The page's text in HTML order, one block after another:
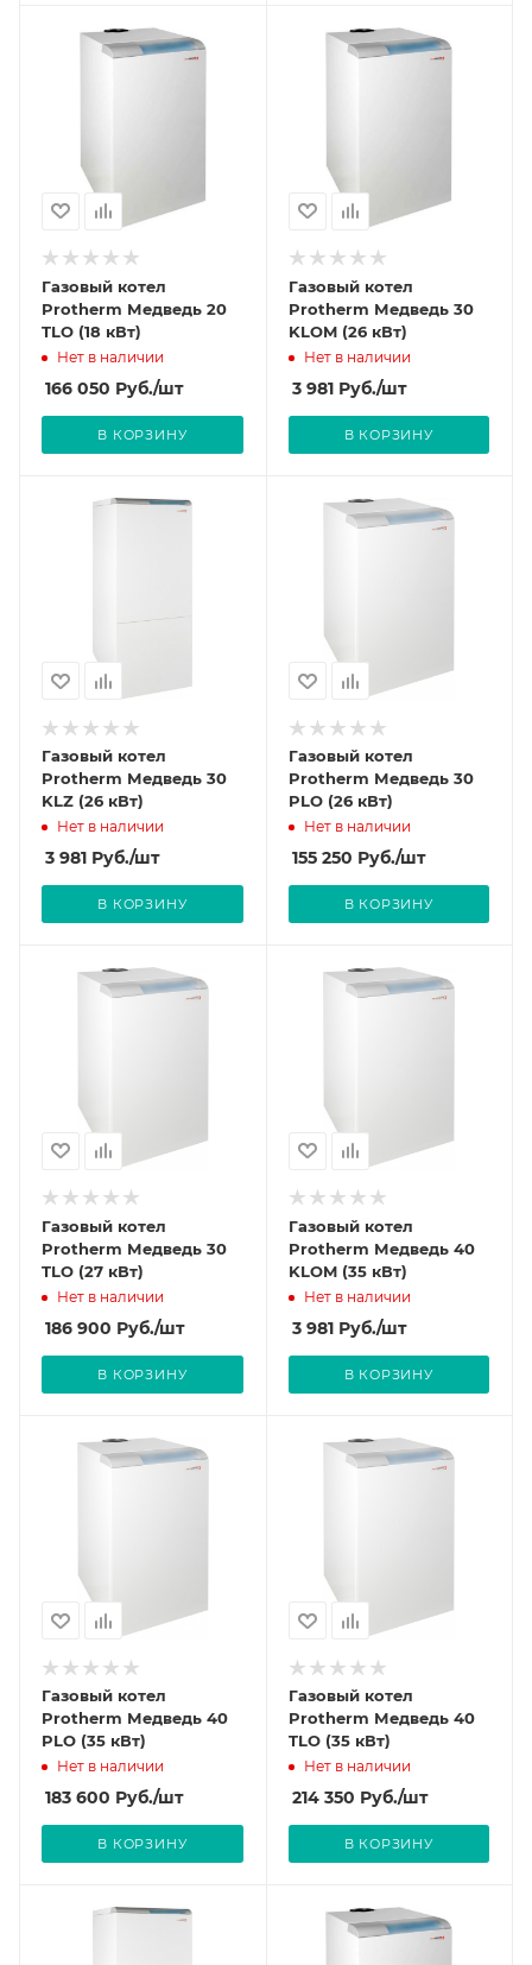
Газовый котел
Protherm Медведь 20
TLO (18 кВт)
Нет в наличии
166 050 Руб./шт
В КОРЗИНУ
Газовый котел
Protherm Медведь 30
KLOM (26 кВт)
Нет в наличии
3 981Руб./шт
В КОРЗИНУ
Газовый котел
Protherm Медведь 30
KLZ (26 кВт)
Нет в наличии
3 981 Руб./шт
В КОРЗИНУ
Газовый котел
Protherm Медведь 30
PLO (26 кВт)
Нет в наличии
155 250 Руб./шт
В КОРЗИНУ
Газовый котел
Protherm Медведь 30
TLO (27 кВт)
Нет в наличии
186 900 Руб./шт
В КОРЗИНУ
Газовый котел
Protherm Медведь 40
KLOM (35 кВт)
Нет в наличии
3 981Руб./шт
В КОРЗИНУ
Газовый котел
Protherm Медведь 40
PLO (35 кВт)
Нет в наличии
183 600 Руб./шт
В КОРЗИНУ
Газовый котел
Protherm Медведь 40
TLO (35 кВт)
Нет в наличии
214 350 Руб./шт
В КОРЗИНУ